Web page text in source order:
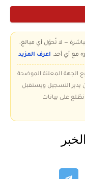
— لا تُحوّل أي مبالغ،
مع أي أحد. اعرف المزيد
الجهة المعلنة الموضحة
يدير التسجيل ويستقبل
على بيانات